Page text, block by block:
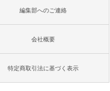
編集部へのご連絡
会社概要
特定商取引法に基づく表示